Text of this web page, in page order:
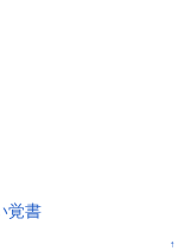
覚書
↑